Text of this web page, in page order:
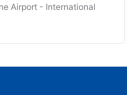
Airport - International